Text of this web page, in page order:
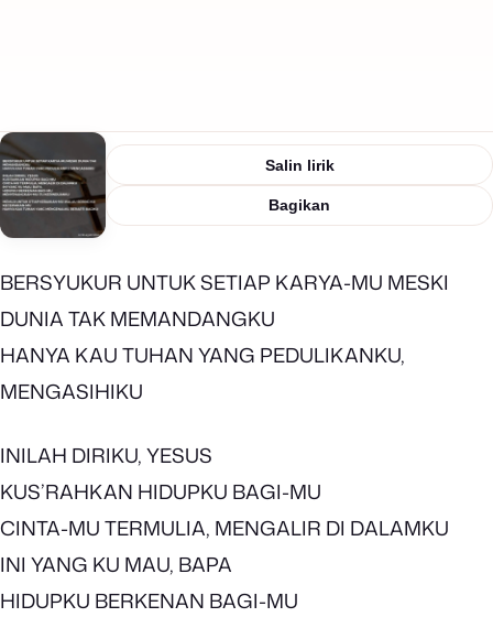
Salin lirik
Bagikan
BERSYUKUR UNTUK SETIAP KARYA-MU MESKI
DUNIA TAK MEMANDANGKU
HANYA KAU TUHAN YANG PEDULIKANKU,
MENGASIHIKU
INILAH DIRIKU, YESUS
KUS’RAHKAN HIDUPKU BAGI-MU
CINTA-MU TERMULIA, MENGALIR DI DALAMKU
INI YANG KU MAU, BAPA
HIDUPKU BERKENAN BAGI-MU